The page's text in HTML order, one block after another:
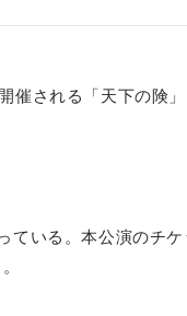
される「天下の険」
ている。本公演のチ
年最新】